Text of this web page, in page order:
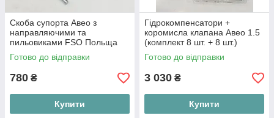
Скоба супорта Авео з
направляючими та
пильовиками FSO Польща
96534637-01
Готово до відправки
780 ₴
Купити
Гідрокомпенсатори +
коромисла клапана Авео 1.5
(комплект 8 шт. + 8 шт.)
EuroEx Угорщина
Готово до відправки
3 030 ₴
Купити